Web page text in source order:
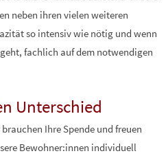
neben ihren vielen weiteren
so intensiv wie nötig und wenn
fachlich auf dem notwendigen
Unterschied
Ihre Spende und freuen
Bewohner:innen individuell